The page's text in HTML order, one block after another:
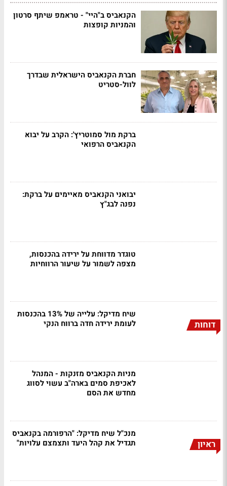
הקנאביס ב"היי" - טראמפ שיתף סרטון
והמניות קופצות
חברת הקנאביס הישראלית שבדרך
לוול-סטריט
ברקת מול סמוטריץ': הקרב על יבוא
הקנאביס הרפואי
יבואני הקנאביס מאיימים על ברקת:
נפנה לבג"ץ
טוגדר מדווחת על ירידה בהכנסות,
מצפה לשמור על שיעור הרווחיות
דוחות
שיח מדיקל: עלייה של 13% בהכנסות
לעומת ירידה חדה ברווח הנקי
מניות הקנאביס מזנקות - המנהל
לאכיפת סמים בארה"ב עשוי לסווג
מחדש את הסם
ראיון
מנכ"ל שיח מדיקל: "הרפורמה בקנאביס
תגדיל את קהל היעד ותצמצם עלויות"